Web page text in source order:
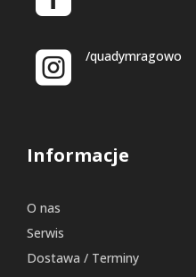
/quadymragowo
Informacje
O nas
Serwis
Dostawa / Terminy